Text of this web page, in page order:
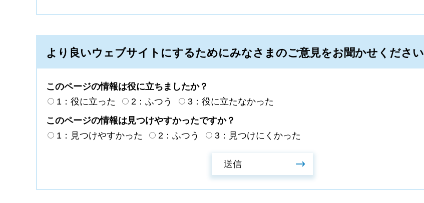
より良いウェブサイトにするためにみなさまのご意見をお聞かせください
このページの情報は役に立ちましたか？
1：役に立った
2：ふつう
3：役に立たなかった
このページの情報は見つけやすかったですか？
1：見つけやすかった
2：ふつう 3：見つけにくかった